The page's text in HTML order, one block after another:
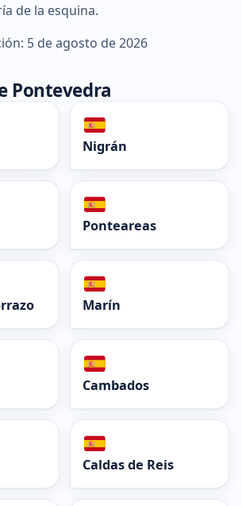
de la esquina.
5 de agosto de 2026
Pontevedra
Nigrán
Ponteareas
Marín
Cambados
Caldas de Reis